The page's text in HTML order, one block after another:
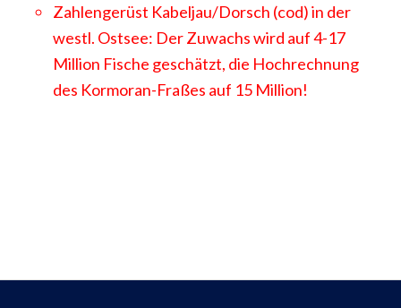
Zahlengerüst Kabeljau/Dorsch (cod) in der
westl. Ostsee: Der Zuwachs wird auf 4-17
Million Fische geschätzt, die Hochrechnung
des Kormoran-Fraßes auf 15 Million!